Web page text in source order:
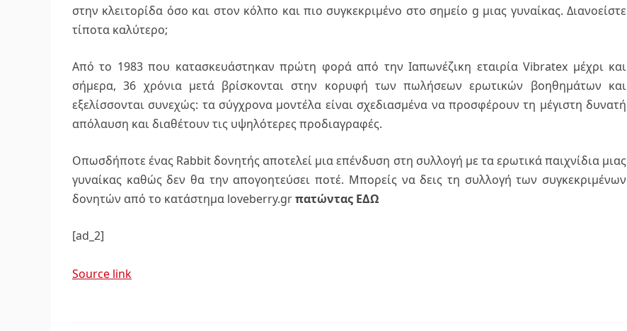
στην κλειτορίδα όσο και στον κόλπο και πιο συγκεκριμένο στο σημείο g μιας γυναίκας. Διανοείστε
τίποτα καλύτερο;
Aπό το 1983 που κατασκευάστηκαν πρώτη φορά από την Ιαπωνέζικη εταιρία Vibratex μέχρι και
σήμερα, 36 χρόνια μετά βρίσκονται στην κορυφή των πωλήσεων ερωτικών βοηθημάτων και
εξελίσσονται συνεχώς: τα σύγχρονα μοντέλα είναι σχεδιασμένα να προσφέρουν τη μέγιστη δυνατή
απόλαυση και διαθέτουν τις υψηλότερες προδιαγραφές.
Οπωσδήποτε ένας Rabbit δονητής αποτελεί μια επένδυση στη συλλογή με τα ερωτικά παιχνίδια μιας
γυναίκας καθώς δεν θα την απογοητεύσει ποτέ. Μπορείς να δεις τη συλλογή των συγκεκριμένων
δονητών από το κατάστημα loveberry.grπατώντας ΕΔΩ
[ad_2]
Source link